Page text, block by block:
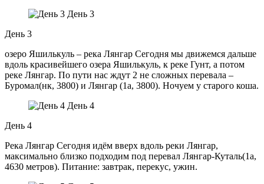
День 3
День 3
озеро Яшилькуль – река Лянгар Сегодня мы движемся дальше
вдоль красивейшего озера Яшилькуль, к реке Гунт, а потом
реке Лянгар. По пути нас ждут 2 не сложных перевала –
Буромал(нк, 3800) и Лянгар (1а, 3800). Ночуем у старого коша.
День 4
День 4
Река Лянгар Сегодня идём вверх вдоль реки Лянгар,
максимально близко подходим под перевал Лянгар-Куталь(1а,
4630 метров). Питание: завтрак, перекус, ужин.